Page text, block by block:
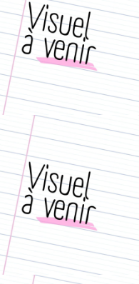
• Déambulation / Présentiel
covid-compatible :